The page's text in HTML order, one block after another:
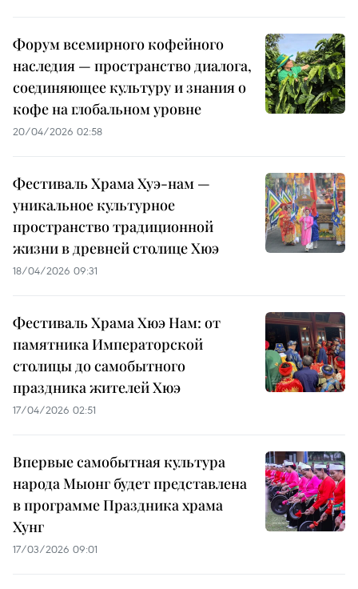
Форум всемирного кофейного
наследия — пространство диалога,
соединяющее культуру и знания о
кофе на глобальном уровне
20/04/2026 02:58
Фестиваль Храма Хуэ-нам —
уникальное культурное
пространство традиционной
жизни в древней столице Хюэ
18/04/2026 09:31
Фестиваль Храма Хюэ Нам: от
памятника Императорской
столицы до самобытного
праздника жителей Хюэ
17/04/2026 02:51
Впервые самобытная культура
народа Мыонг будет представлена
в программе Праздника храма
Хунг
17/03/2026 09:01